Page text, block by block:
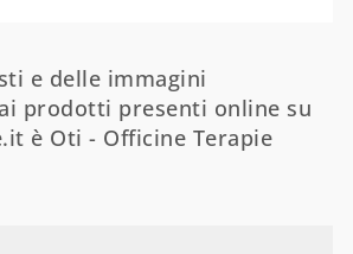
e delle immagini
prodotti presenti online su
è Oti - Officine Terapie